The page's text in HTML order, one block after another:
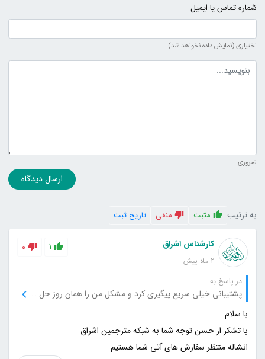
شماره تماس یا ایمیل
اختیاری (نمایش داده نخواهد شد)
متن دیدگاه
ضروری
ارسال دیدگاه
به ترتیب مثبت منفی تاریخ ثبت
کارشناس اشراق
2 ماه پیش
1
0
در پاسخ به:
پشتیبانی خیلی سریع پیگیری کرد و مشکل من را همان روز حل کرد.
انشاله منتظر سفارش های آتی شما هستیم